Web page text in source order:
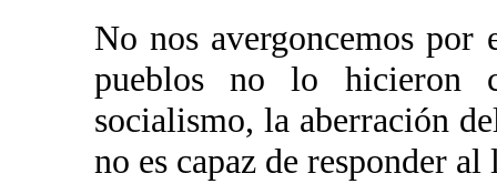
No nos avergoncemos por
pueblos no lo hicieron
socialismo, la aberración
no es capaz de responder